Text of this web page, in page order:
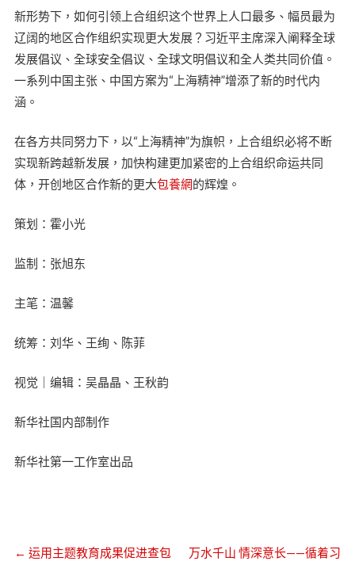
新形势下，如何引领上合组织这个世界上人口最多、幅员最为
辽阔的地区合作组织实现更大发展？习近平主席深入阐释全球
发展倡议、全球安全倡议、全球文明倡议和全人类共同价值。
一系列中国主张、中国方案为“上海精神”增添了新的时代内
涵。
在各方共同努力下，以“上海精神”为旗帜，上合组织必将不断
实现新跨越新发展，加快构建更加紧密的上合组织命运共同
体，开创地区合作新的更大包養網的辉煌。
策划：霍小光
监制：张旭东
主笔：温馨
统筹：刘华、王绚、陈菲
视觉｜编辑：吴晶晶、王秋韵
新华社国内部制作
新华社第一工作室出品
← 运用主题教育成果促进查包
万水千山 情深意长——循着习